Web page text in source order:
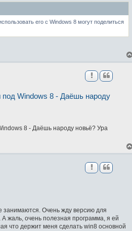
его с Windows 8 могут поделиться
Windows 8 - Даёшь народу
8 - Даёшь народу новьё? Ура
занимаются. Очень жду версию для
жаль, очень полезная программа, я ей
что держит меня сделать win8 основной